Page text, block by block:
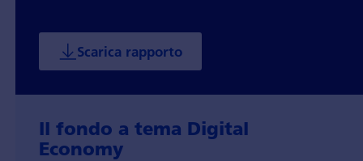
Scarica rapporto
Il fondo a tema Digital
Economy